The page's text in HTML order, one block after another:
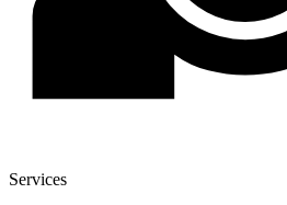
Services